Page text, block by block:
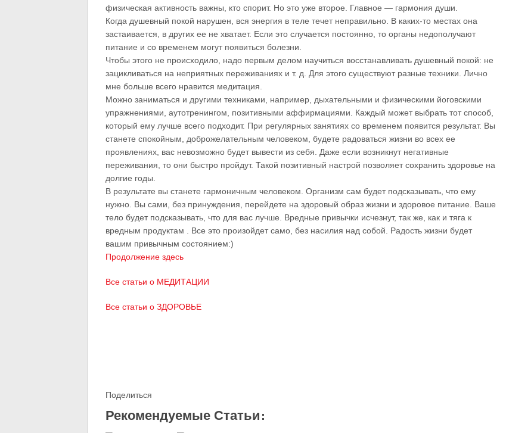
физическая активность важны, кто спорит. Но это уже второе. Главное — гармония души.
Когда душевный покой нарушен, вся энергия в теле течет неправильно. В каких-то местах она
застаивается, в других ее не хватает. Если это случается постоянно, то органы недополучают
питание и со временем могут появиться болезни.
Чтобы этого не происходило, надо первым делом научиться восстанавливать душевный покой: не
зацикливаться на неприятных переживаниях и т. д. Для этого существуют разные техники. Лично
мне больше всего нравится медитация.
Можно заниматься и другими техниками, например, дыхательными и физическими йоговскими
упражнениями, аутотренингом, позитивными аффирмациями. Каждый может выбрать тот способ,
который ему лучше всего подходит. При регулярных занятиях со временем появится результат. Вы
станете спокойным, доброжелательным человеком, будете радоваться жизни во всех ее
проявлениях, вас невозможно будет вывести из себя. Даже если возникнут негативные
переживания, то они быстро пройдут. Такой позитивный настрой позволяет сохранить здоровье на
долгие годы.
В результате вы станете гармоничным человеком. Организм сам будет подсказывать, что ему
нужно. Вы сами, без принуждения, перейдете на здоровый образ жизни и здоровое питание. Ваше
тело будет подсказывать, что для вас лучше. Вредные привычки исчезнут, так же, как и тяга к
вредным продуктам . Все это произойдет само, без насилия над собой. Радость жизни будет
вашим привычным состоянием:)
Продолжение здесь
Все статьи о МЕДИТАЦИИ
Все статьи о ЗДОРОВЬЕ
Поделиться
Рекомендуемые Статьи: